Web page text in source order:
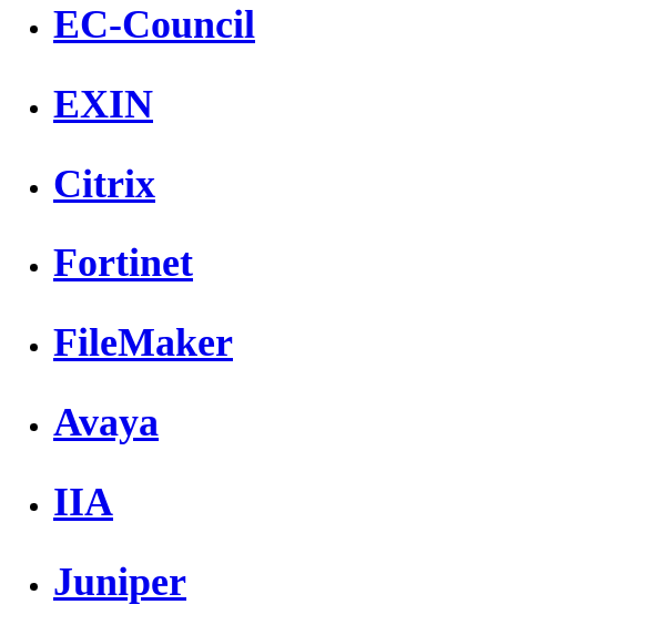
EC-Council
EXIN
Citrix
Fortinet
FileMaker
Avaya
IIA
Juniper